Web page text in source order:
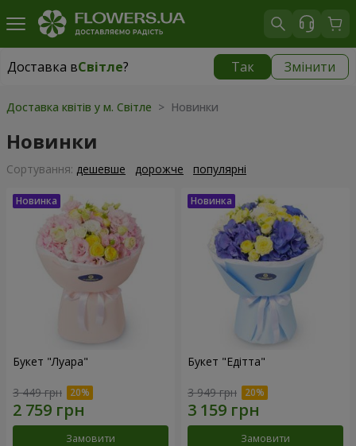
Доставка вСвітле? Так Змінити
Доставка вСвітле|
Доставка квітів у м. Світле > Новинки
Новинки
Сортування: дешевше дорожче популярні
Букет "Луара"
3 449 грн
Замовити
Букет "Едітта"
3 949 грн
Замовити